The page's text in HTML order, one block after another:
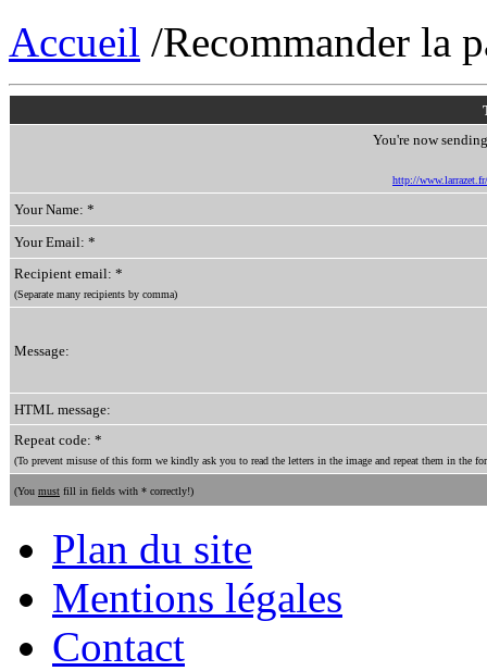
Accueil /Recommander la
You're now
http://
Your Name: *
Your Email: *
Recipient email: *
(Separate many recipients by comma)
Message:
HTML message:
Repeat code: *
(To prevent misuse of this form we kindly ask you to read the letters in the image and repeat them in the
(You must fill in fields with * correctly!)
Plan du site
Mentions légales
Contact